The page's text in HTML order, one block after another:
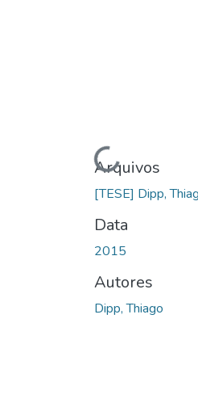
Carregando...
Arquivos
[TESE] Dipp,
Data
2015
Autores
Dipp, Thiago